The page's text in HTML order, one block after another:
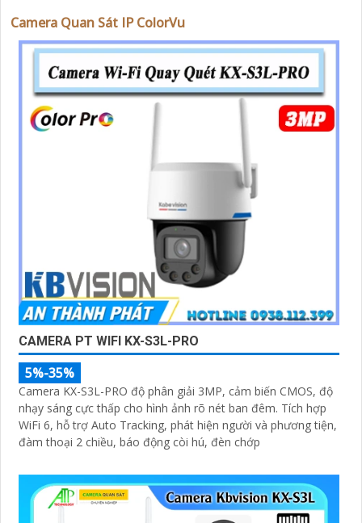
Camera Quan Sát IP ColorVu
CAMERA PT WIFI KX-S3L-PRO
5%-35%
Camera KX-S3L-PRO độ phân giải 3MP, cảm biến CMOS, độ
nhạy sáng cực thấp cho hình ảnh rõ nét ban đêm. Tích hợp
WiFi 6, hỗ trợ Auto Tracking, phát hiện người và phương tiện,
đàm thoại 2 chiều, báo động còi hú, đèn chớp